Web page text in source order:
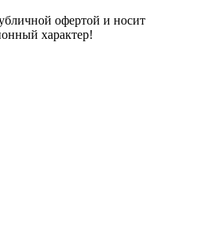
офертой и носит
характер!